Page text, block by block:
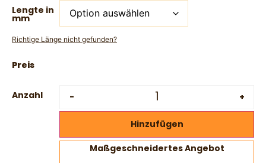
Lengte in
mm
Richtige Länge nicht gefunden?
Anzahl - +
Hinzufügen
Maßgeschneidertes Angebot